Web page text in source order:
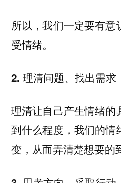
所以，我们一定要有
受情绪。
2. 理清问题、找出需求
理清让自己产生情绪的
到什么程度，我们的情
变，从而弄清楚想要的